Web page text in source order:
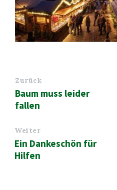
Zurück
Baum muss leider
fallen
Weiter
Ein Dankeschön für
Hilfen